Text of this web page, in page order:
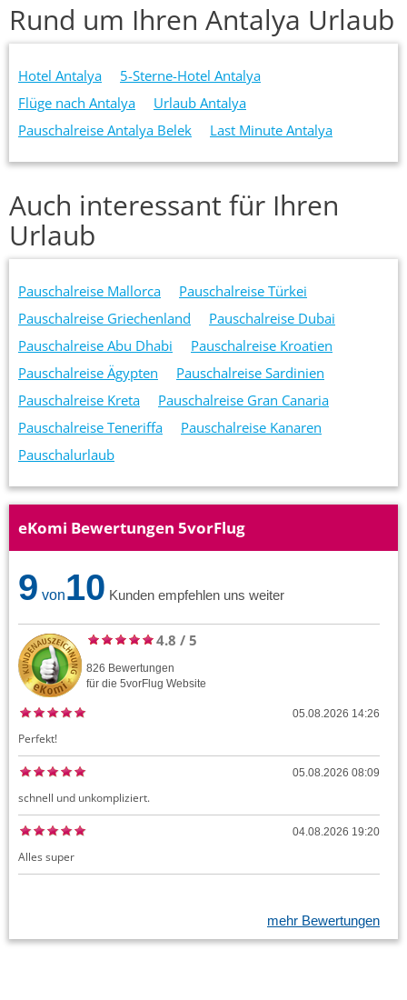
Rund um Ihren Antalya Urlaub
Hotel Antalya
5-Sterne-Hotel Antalya
Flüge nach Antalya
Urlaub Antalya
Pauschalreise Antalya Belek
Last Minute Antalya
Auch interessant für Ihren
Urlaub
Pauschalreise Mallorca
Pauschalreise Türkei
Pauschalreise Griechenland
Pauschalreise Dubai
Pauschalreise Abu Dhabi
Pauschalreise Kroatien
Pauschalreise Ägypten
Pauschalreise Sardinien
Pauschalreise Kreta
Pauschalreise Gran Canaria
Pauschalreise Teneriffa
Pauschalreise Kanaren
Pauschalurlaub
eKomi Bewertungen 5vorFlug
9 von10 Kunden empfehlen uns weiter
4.8 / 5
826 Bewertungen
für die 5vorFlug Website
05.08.2026 14:26
Perfekt!
05.08.2026 08:09
schnell und unkompliziert.
04.08.2026 19:20
Alles super
mehr Bewertungen